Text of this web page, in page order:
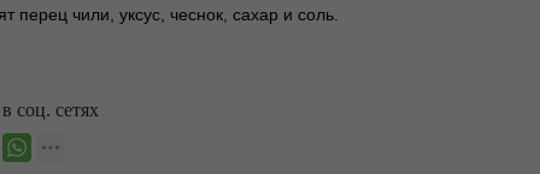
перец чили, уксус, чеснок, сахар и соль.
соц. сетях